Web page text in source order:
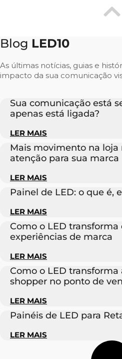
Blog LED10
As últimas notícias, guias e
impacto da sua comunicação
Sua comunicação está
apenas está ligada?
LER MAIS
Mais movimento na loja
atenção para sua marca
LER MAIS
Painel de LED: o que é,
LER MAIS
Como o LED transforma
experiências de marca
LER MAIS
Como o LED transforma
shopper no ponto de
LER MAIS
Painéis de LED para
LER MAIS